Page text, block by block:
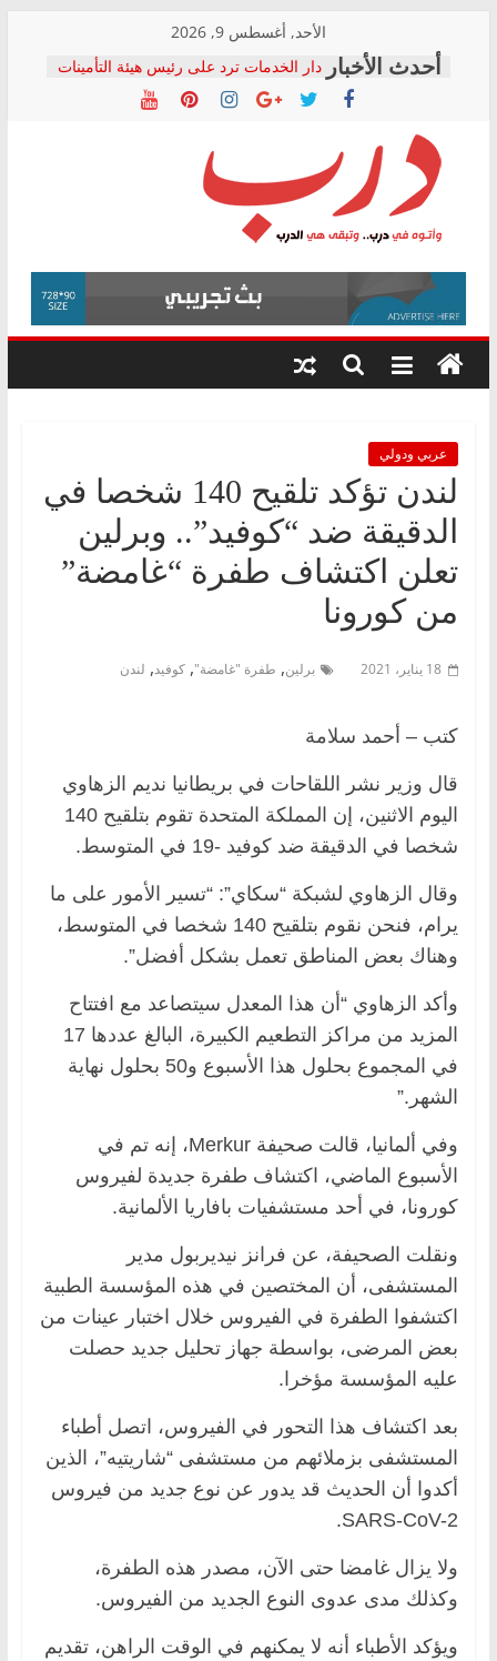
content
الأحد, أغسطس 9, 2026
دار الخدمات ترد على رئيس هيئة التأمينات
بعد مؤتمره الصحفي: إنكار الأزمة لا ينهي
معاناة أصحاب المعاشات.. ونطالب بكشف
فرحات سليمان يكتب: القطاع الصحي إلى
أين؟
حزب التحالف الشعبي يطلق لجنة “الحق
في الصحة” بالإسكندرية لرصد الانتهاكات
ودعم المرضى
الوزاري لمدينة الصحفيين.. وانتهاء أعمال
إنشاء المبنى الإداري
المجلس القومي لحقوق الإنسان يعلن
متابعة قضية الدكتور محمد زهران.. ويؤكد:
قرينة البراءة وضمانات المحاكمة العادلة
درب
وأتوه
درب..
وتبقى
هي
عربي ودولي
لندن تؤكد تلقيح 140 شخصا في
الدقيقة ضد “كوفيد”.. وبرلين
تعلن اكتشاف طفرة “غامضة”
من كورونا
18 يناير، 2021 برلين, طفرة "غامضة", كوفيد, لندن
كتب – أحمد سلامة
قال وزير نشر اللقاحات في بريطانيا نديم الزهاوي
اليوم الاثنين، إن المملكة المتحدة تقوم بتلقيح 140
شخصا في الدقيقة ضد كوفيد -19 في المتوسط.
وقال الزهاوي لشبكة “سكاي”: “تسير الأمور على ما
يرام، فنحن نقوم بتلقيح 140 شخصا في المتوسط،
وهناك بعض المناطق تعمل بشكل أفضل”.
وأكد الزهاوي “أن هذا المعدل سيتصاعد مع افتتاح
المزيد من مراكز التطعيم الكبيرة، البالغ عددها 17
في المجموع بحلول هذا الأسبوع و50 بحلول نهاية
الشهر.”
وفي ألمانيا، قالت صحيفة Merkur، إنه تم في
الأسبوع الماضي، اكتشاف طفرة جديدة لفيروس
كورونا، في أحد مستشفيات بافاريا الألمانية.
ونقلت الصحيفة، عن فرانز نيديربول مدير
المستشفى، أن المختصين في هذه المؤسسة الطبية
اكتشفوا الطفرة في الفيروس خلال اختبار عينات من
بعض المرضى، بواسطة جهاز تحليل جديد حصلت
عليه المؤسسة مؤخرا.
بعد اكتشاف هذا التحور في الفيروس، اتصل أطباء
المستشفى بزملائهم من مستشفى “شاريتيه”، الذين
أكدوا أن الحديث قد يدور عن نوع جديد من فيروس
SARS-CoV-2.
ولا يزال غامضا حتى الآن، مصدر هذه الطفرة،
وكذلك مدى عدوى النوع الجديد من الفيروس.
ويؤكد الأطباء أنه لا يمكنهم في الوقت الراهن، تقديم